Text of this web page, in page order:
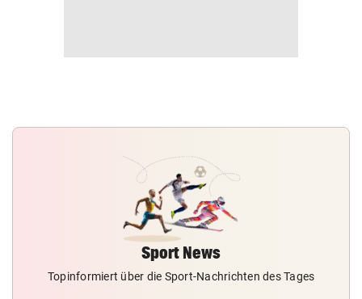
Sport News
Topinformiert über die Sport-Nachrichten des Tages